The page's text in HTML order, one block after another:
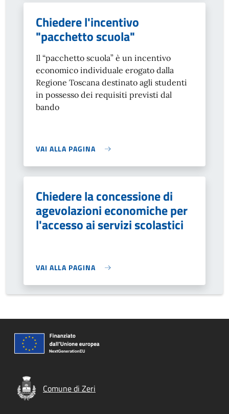
Chiedere l'incentivo
"pacchetto scuola"
Il “pacchetto scuola” è un incentivo
economico individuale erogato dalla
Regione Toscana destinato agli studenti
in possesso dei requisiti previsti dal
bando
VAI ALLA PAGINA
Chiedere la concessione di
agevolazioni economiche per
l'accesso ai servizi scolastici
VAI ALLA PAGINA
Comune di Zeri